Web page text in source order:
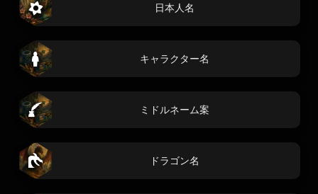
日本人名
キャラクター名
ミドルネーム案
ドラゴン名